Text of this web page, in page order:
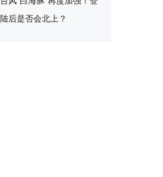
陆后是否会北上？